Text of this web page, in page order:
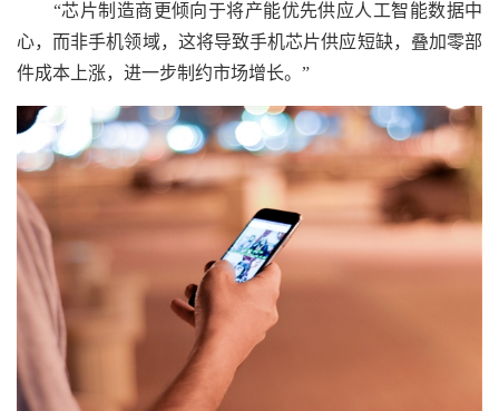
“芯片制造商更倾向于将产能优先供应人工智能数据中
心，而非手机领域，这将导致手机芯片供应短缺，叠加零部
件成本上涨，进一步制约市场增长。”